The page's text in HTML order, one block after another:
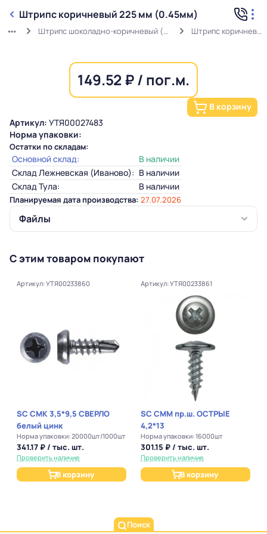
Штрипс коричневый 225 мм (0.45мм)
Штрипс шоколадно-коричневый (0,45мм) RAL 8017 в защитной пленке Штрипс коричневый 225 мм (0.45мм)
149.52 ₽ / пог.м.
В корзину
Артикул: УТЯ00027483
Норма упаковки:
Остатки по складам:
Основной склад:
В наличии
Склад Лежневская (Иваново): В наличии
Склад Тула:
В наличии
Планируемая дата производства: 27.07.2026
Файлы
С этим товаром покупают
Артикул: УТЯ00233860
SC СМК 3,5*9,5 СВЕРЛО
белый цинк
Норма упаковки: 20000шт/1000шт
341.17 ₽ / тыс. шт.
Проверить наличие
В корзину
Артикул: УТЯ00233861
SC СММ пр.ш. ОСТРЫЕ
4,2*13
Норма упаковки: 16000шт
301.15 ₽ / тыс. шт.
Проверить наличие
В корзину
Поиск